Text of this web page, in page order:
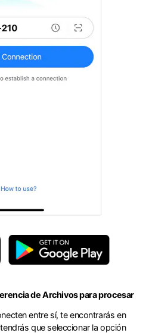
de Archivos para procesar󠀲󠀩󠀧󠀢󠀨󠀣󠀩󠀨󠀳
entre sí, te encontrarás en
que seleccionar la opción